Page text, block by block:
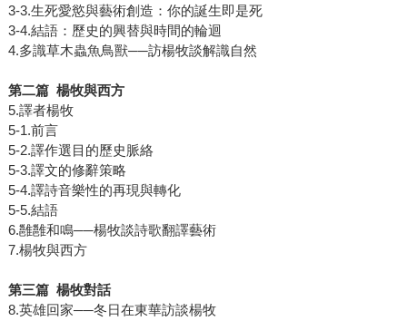
3-3.生死愛慾與藝術創造：你的誕生即是死
3-4.結語：歷史的興替與時間的輪迴
4.多識草木蟲魚鳥獸──訪楊牧談解識自然
第二篇 楊牧與西方
5.譯者楊牧
5-1.前言
5-2.譯作選目的歷史脈絡
5-3.譯文的修辭策略
5-4.譯詩音樂性的再現與轉化
5-5.結語
6.雝雝和鳴──楊牧談詩歌翻譯藝術
7.楊牧與西方
第三篇 楊牧對話
8.英雄回家──冬日在東華訪談楊牧